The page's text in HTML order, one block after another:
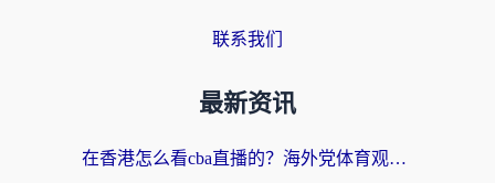
联系我们
最新资讯
在香港怎么看cba直播的？海外党体育观赛终极指南：告别版权限制，畅享中文解说